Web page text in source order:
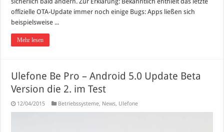
offizielle OTA-Update immer noch einige Bugs: Apps ließen sich
beispielsweise ...
Mehr lesen
Ulefone Be Pro – Android 5.0 Update Beta
Version die 2. im Test
12/04/2015 Betriebssysteme, News, Ulefone